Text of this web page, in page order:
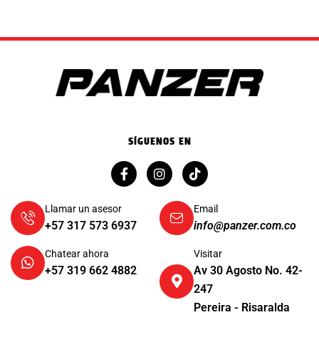
SÍGUENOS EN
Llamar un asesor
+57 317 573 6937
Chatear ahora
+57 319 662 4882
Email
info@panzer.com.co
Visitar
Av 30 Agosto No. 42-
247
Pereira - Risaralda